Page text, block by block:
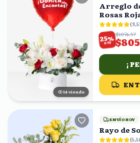
15 viendo
Arreglo
Rosas
en Caja
(
25%
OFF
$1074.57
ENVÍO HOY
Rayo de
(